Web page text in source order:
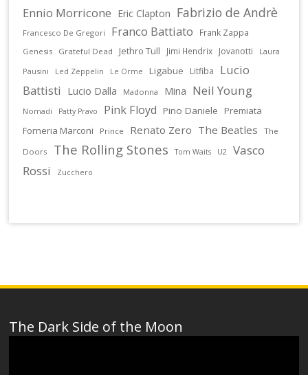
Ennio Morricone Eric Clapton Fabrizio de Andrè
Francesco De Gregori Franco Battiato Frank Zappa
Genesis Grateful Dead Jethro Tull Jimi Hendrix Jovanotti
Laura
Pausini
Led Zeppelin Le Orme Ligabue Litfiba
Lucio
Battisti
Lucio Dalla Madonna Mina Neil Young
Nomadi Patty Pravo Pink Floyd Pino Daniele
Premiata
Forneria Marconi
Prince Renato Zero The Beatles
The
Doors
The Rolling Stones Tom Waits U2
Vasco
Rossi
Zucchero
The Dark Side of the Moon